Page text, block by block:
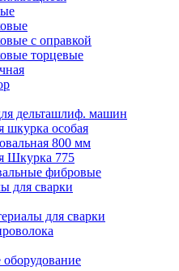
с оправкой
торцевые
дельташлиф. машин
шкурка особая
800 мм
Шкурка 775
фибровые
для сварки
для сварки
оборудование